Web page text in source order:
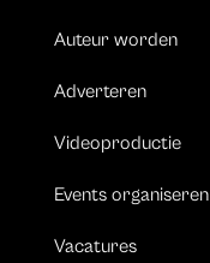
Auteur worden
Adverteren
Videoproductie
Events organiseren
Vacatures